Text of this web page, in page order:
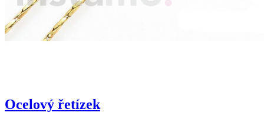
Ocelový řetízek